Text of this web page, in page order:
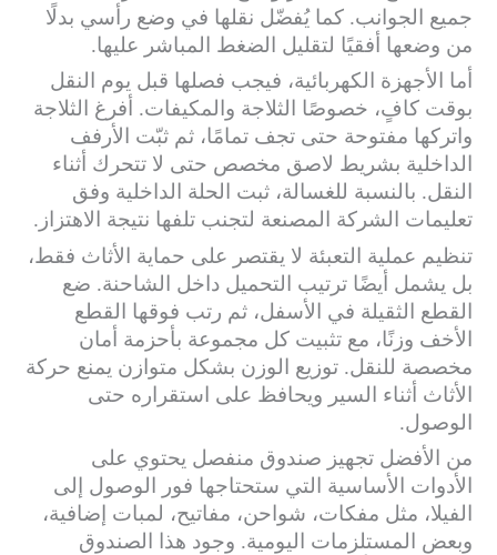
جميع الجوانب. كما يُفضّل نقلها في وضع رأسي بدلًا
من وضعها أفقيًا لتقليل الضغط المباشر عليها.
أما الأجهزة الكهربائية، فيجب فصلها قبل يوم النقل
بوقت كافٍ، خصوصًا الثلاجة والمكيفات. أفرغ الثلاجة
واتركها مفتوحة حتى تجف تمامًا، ثم ثبّت الأرفف
الداخلية بشريط لاصق مخصص حتى لا تتحرك أثناء
النقل. بالنسبة للغسالة، ثبت الحلة الداخلية وفق
تعليمات الشركة المصنعة لتجنب تلفها نتيجة الاهتزاز.
تنظيم عملية التعبئة لا يقتصر على حماية الأثاث فقط،
بل يشمل أيضًا ترتيب التحميل داخل الشاحنة. ضع
القطع الثقيلة في الأسفل، ثم رتب فوقها القطع
الأخف وزنًا، مع تثبيت كل مجموعة بأحزمة أمان
مخصصة للنقل. توزيع الوزن بشكل متوازن يمنع حركة
الأثاث أثناء السير ويحافظ على استقراره حتى
الوصول.
من الأفضل تجهيز صندوق منفصل يحتوي على
الأدوات الأساسية التي ستحتاجها فور الوصول إلى
الفيلا، مثل مفكات، شواحن، مفاتيح، لمبات إضافية،
وبعض المستلزمات اليومية. وجود هذا الصندوق